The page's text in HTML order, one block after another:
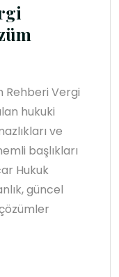
Rehberi Vergi
hukuki
ve
başlıkları
Hukuk
güncel